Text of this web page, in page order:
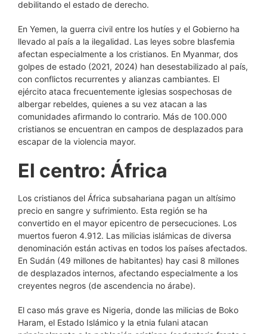
debilitando el estado de derecho.
En Yemen, la guerra civil entre los hutíes y el Gobierno ha
llevado al país a la ilegalidad. Las leyes sobre blasfemia
afectan especialmente a los cristianos. En Myanmar, dos
golpes de estado (2021, 2024) han desestabilizado al país,
con conflictos recurrentes y alianzas cambiantes. El
ejército ataca frecuentemente iglesias sospechosas de
albergar rebeldes, quienes a su vez atacan a las
comunidades afirmando lo contrario. Más de 100.000
cristianos se encuentran en campos de desplazados para
escapar de la violencia mayor.
El centro: África
Los cristianos del África subsahariana pagan un altísimo
precio en sangre y sufrimiento. Esta región se ha
convertido en el mayor epicentro de persecuciones. Los
muertos fueron 4.912. Las milicias islámicas de diversa
denominación están activas en todos los países afectados.
En Sudán (49 millones de habitantes) hay casi 8 millones
de desplazados internos, afectando especialmente a los
creyentes negros (de ascendencia no árabe).
El caso más grave es Nigeria, donde las milicias de Boko
Haram, el Estado Islámico y la etnia fulani atacan